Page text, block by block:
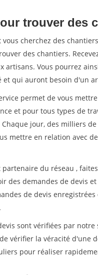
trouver des
cherchez des
des chantiers.
artisans. Vous pourrez
et qui auront besoin d'un
permet de vous
et pour tous types de
Chaque jour, des milliers
mettre en relation avec
partenaire du réseau ,
des demandes de devis
de devis
sont vérifiées par
vérifier la véracité d'une
pour réaliser